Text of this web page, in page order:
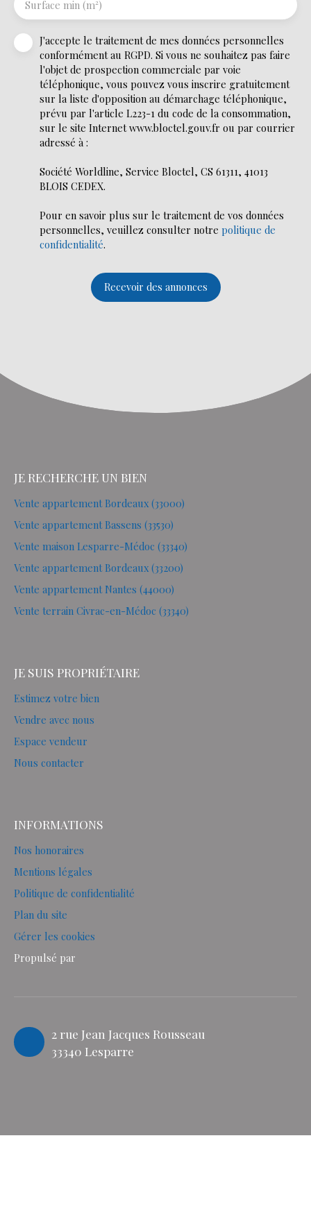
Surface min (m²)
J'accepte le traitement de mes données personnelles
conformément au RGPD. Si vous ne souhaitez pas faire
l'objet de prospection commerciale par voie
téléphonique, vous pouvez vous inscrire gratuitement
sur la liste d'opposition au démarchage téléphonique,
prévu par l'article L223-1 du code de la consommation,
sur le site Internet www.bloctel.gouv.fr ou par courrier
adressé à :
Société Worldline, Service Bloctel, CS 61311, 41013
BLOIS CEDEX.
Pour en savoir plus sur le traitement de vos données
personnelles, veuillez consulter notre politique de
confidentialité.
Recevoir des annonces
JE RECHERCHE UN BIEN
Vente appartement Bordeaux (33000)
Vente appartement Bassens (33530)
Vente maison Lesparre-Médoc (33340)
Vente appartement Bordeaux (33200)
Vente appartement Nantes (44000)
Vente terrain Civrac-en-Médoc (33340)
JE SUIS PROPRIÉTAIRE
Estimez votre bien
Vendre avec nous
Espace vendeur
Nous contacter
INFORMATIONS
Nos honoraires
Mentions légales
Politique de confidentialité
Plan du site
Gérer les cookies
Propulsé par
2 rue Jean Jacques Rousseau
33340 Lesparre